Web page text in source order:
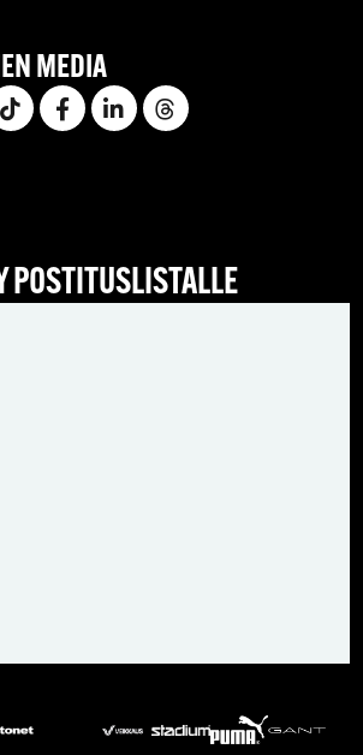
MEDIA
POSTITUSLISTALLE